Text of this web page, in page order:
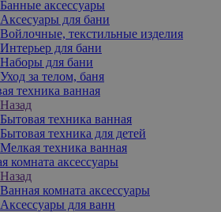
Банные аксессуары
Аксесуары для бани
Войлочные, текстильные изделия
Интерьер для бани
Наборы для бани
Уход за телом, баня
техника ванная
Назад
Бытовая техника ванная
Бытовая техника для детей
Мелкая техника ванная
комната аксессуары
Назад
Ванная комната аксессуары
Аксессуары для ванн